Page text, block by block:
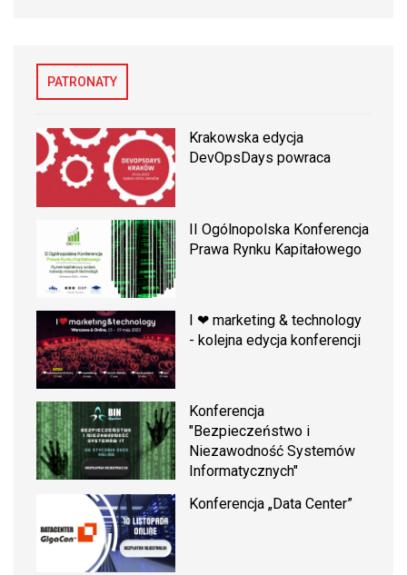
PATRONATY
Krakowska edycja
DevOpsDays powraca
II Ogólnopolska Konferencja
Prawa Rynku Kapitałowego
I ❤ marketing & technology
- kolejna edycja konferencji
Konferencja
"Bezpieczeństwo i
Niezawodność Systemów
Informatycznych"
Konferencja „Data Center”